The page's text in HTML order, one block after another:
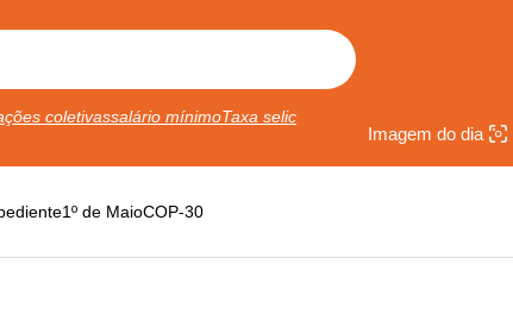
coletivassalário mínimoTaxa selic
Imagem do dia
1º de MaioCOP-30